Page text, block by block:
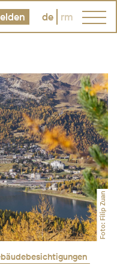
de rm
Foto: Filip Zuan